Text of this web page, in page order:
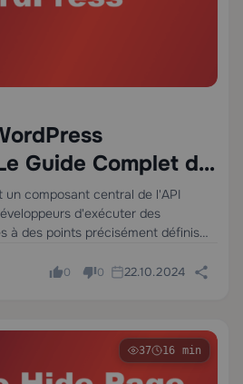
Guide Complet du
l’API des Hooks
un composant central de l'API
d'exécuter des
à des points précisément définis
core. Lorsqu'un hook d'action…
0 0 22.10.2024
37 16 min